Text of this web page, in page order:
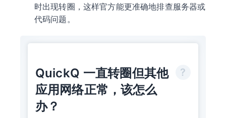
时出现转圈，这样官方能更准确地排查服务器或
代码问题。
QuickQ 一直转圈但其他
应用网络正常，该怎么
办？